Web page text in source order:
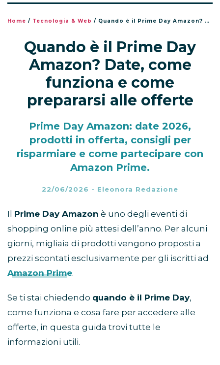
Home / Tecnologia & Web / Quando è il Prime Day Amazon? Date, come funziona e come prepararsi alle offerte
Quando è il Prime Day
Amazon? Date, come
funziona e come
prepararsi alle offerte
Prime Day Amazon: date 2026,
prodotti in offerta, consigli per
risparmiare e come partecipare con
Amazon Prime.
22/06/2026 - Eleonora Redazione
Il Prime Day Amazon è uno degli eventi di
shopping online più attesi dell’anno. Per alcuni
giorni, migliaia di prodotti vengono proposti a
prezzi scontati esclusivamente per gli iscritti ad
Amazon Prime.
Se ti stai chiedendo quando è il Prime Day,
come funziona e cosa fare per accedere alle
offerte, in questa guida trovi tutte le
informazioni utili.